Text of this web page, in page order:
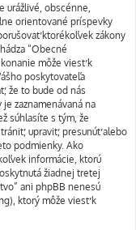
urážlivé, obscénne,
orientované príspevky
ktorékoľvek zákony
“Obecné
môže viesť k
poskytovateľa
že to bude od nás
zaznamenávaná na
súhlasíte s tým, že
upraviť, presunúť alebo
podmienky. Ako
informácie, ktorú
žiadnej tretej
ani phpBB nenesú
ktorý môže viesť k